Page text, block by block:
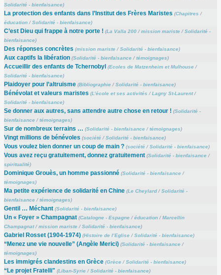
Solidarité - bienfaisance)
La protection des enfants dans l’Institut des Frères Maristes (Chapitres /
éducation/Solidarité - bienfaisance)
C’est Dieu qui frappe à notre porte ! (La Valla 200/mission mariste/Solidarité -
bienfaisance)
Des réponses concrètes (mission mariste/Solidarité - bienfaisance)
Aux captifs la libération (Solidarité - bienfaisance/témoignages)
Accueillir des enfants de Tchernobyl (Ecoles de Matzenheim et Mulhouse/
Solidarité - bienfaisance)
Plaidoyer pour l’altruisme (Bibliographie/Solidarité - bienfaisance)
Bénévolat et valeurs maristes (L’école et ses activités /Lagny St-Laurent/
Solidarité - bienfaisance)
Se donner aux autres, sans attendre autre chose en retour ! (Solidarité -
bienfaisance/témoignages)
Sur de nombreux terrains … (Solidarité - bienfaisance/témoignages)
Vingt millions de bénévoles (société/Solidarité - bienfaisance)
Vous voulez bien donner un coup de main ? (société/Solidarité - bienfaisance)
Vous avez reçu gratuitement, donnez gratuitement (Solidarité - bienfaisance/
spiritualité)
Dominique Grouès, un homme passionné (Solidarité - bienfaisance/
témoignages)
Ma petite expérience de solidarité en Chine (Le Cheylard/Solidarité -
bienfaisance/témoignages)
Gentil … Méchant (Solidarité - bienfaisance)
Un « Foyer » Champagnat (Catalogne - Espagne/éducation/Marcellin
Champagnat/mission mariste/Solidarité - bienfaisance)
Gabriel Rosset (1904-1974) (Histoire de l’Eglise/Solidarité - bienfaisance)
“Menez une vie nouvelle” (Angèle Merici) (Solidarité - bienfaisance/
témoignages)
Les immigrés clandestins en Grèce (Grèce/Solidarité - bienfaisance)
“Le projet Fratelli" (Liban-Syrie/Solidarité - bienfaisance)